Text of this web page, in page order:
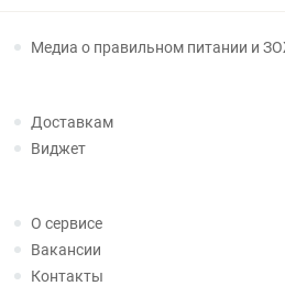
Медиа о правильном питании и
Доставкам
Виджет
О сервисе
Вакансии
Контакты